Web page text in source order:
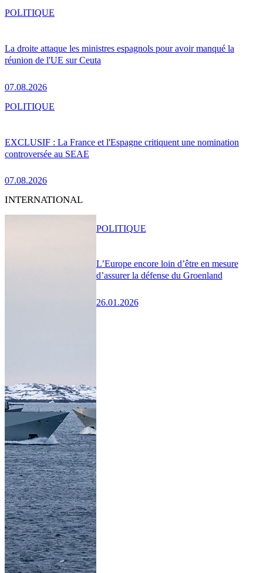
La droite attaque les ministres espagnols pour avoir manqué la
réunion de l'UE sur Ceuta
07.08.2026
POLITIQUE
EXCLUSIF : La France et l'Espagne critiquent une nomination
controversée au SEAE
07.08.2026
POLITIQUE
INTERNATIONAL
L’Europe encore loin d’être en mesure
d’assurer la défense du Groenland
26.01.2026
POLITIQUE